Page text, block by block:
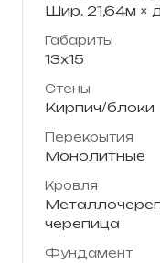
Шир. 21,64м ×
Габариты
13х15
Стены
Кирпич/блоки
Перекрытия
Монолитные
Кровля
черепица
Фундамент